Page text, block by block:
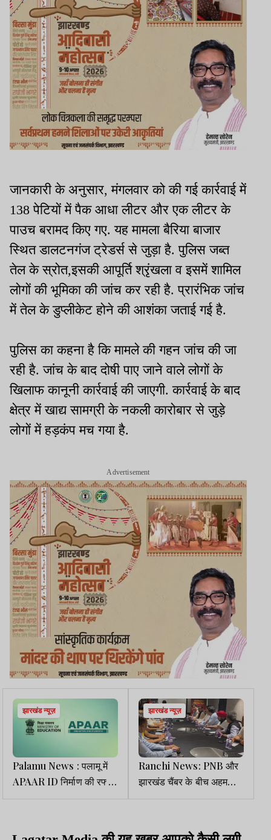
जानकारी के अनुसार, मंगलवार को की गई कार्रवाई में
138 पेटियों में पैक आधा लीटर और एक लीटर के
पाउच बरामद किए गए. यह मामला बैरिया बाजार
स्थित डालटनगंज ट्रेडर्स से जुड़ा है. पुलिस जब्त
तेल के स्रोत,इसकी आपूर्ति श्रृंखला व इसमें शामिल
लोगों की भूमिका की जांच कर रही है. प्रारंभिक जांच
में तेल के डुप्लीकेट होने की आशंका जताई गई है.
पुलिस का कहना है कि मामले की गहन जांच की जा
रही है. जांच के बाद दोषी पाए जाने वाले लोगों के
खिलाफ कानूनी कार्रवाई की जाएगी. कार्रवाई के बाद
क्षेत्र में खाद्य सामग्री के नकली कारोबार से जुड़े
लोगों में हड़कंप मच गया है.
Advertisement
झारखंड न्यूज़
Palamu News : पलामू में
APAAR ID निर्माण की रफ्तार
धीमी,46 हजार छात्र अब भी
झारखंड न्यूज़
Ranchi News: PNB और
झारखंड चैंबर के बीच अहम
बैठक, MSME और बैंकिंग